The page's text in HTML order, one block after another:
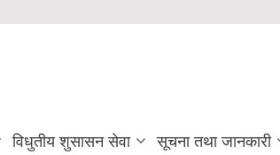
विधुतीय शुसासन सेवा सूचना तथा जानकारी